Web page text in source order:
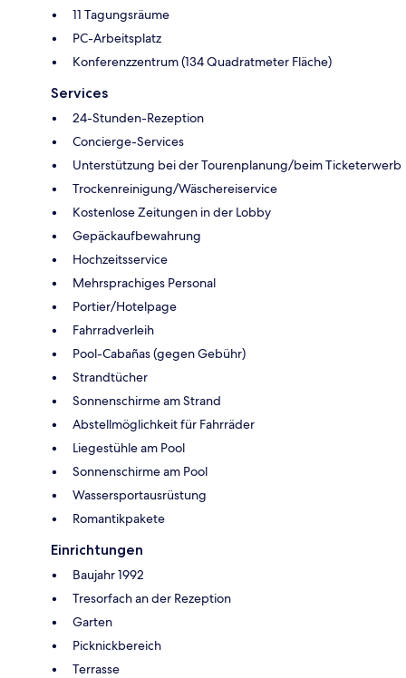
11 Tagungsräume
PC-Arbeitsplatz
Konferenzzentrum (134 Quadratmeter Fläche)
Services
24-Stunden-Rezeption
Concierge-Services
Unterstützung bei der Tourenplanung/beim Ticketerwerb
Trockenreinigung/Wäschereiservice
Kostenlose Zeitungen in der Lobby
Gepäckaufbewahrung
Hochzeitsservice
Mehrsprachiges Personal
Portier/Hotelpage
Fahrradverleih
Pool-Cabañas (gegen Gebühr)
Strandtücher
Sonnenschirme am Strand
Abstellmöglichkeit für Fahrräder
Liegestühle am Pool
Sonnenschirme am Pool
Wassersportausrüstung
Romantikpakete
Einrichtungen
Baujahr 1992
Tresorfach an der Rezeption
Garten
Picknickbereich
Terrasse